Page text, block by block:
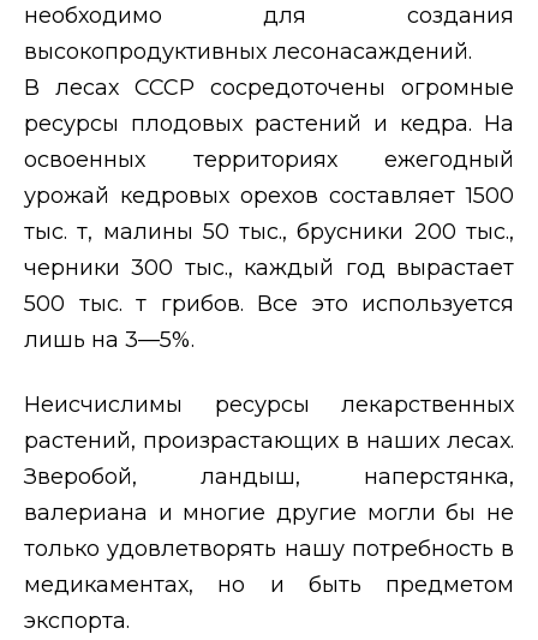
необходимо для создания
высокопродуктивных лесонасаждений.
В лесах СССР сосредоточены огромные
ресурсы плодовых растений и кедра. На
освоенных территориях ежегодный
урожай кедровых орехов составляет 1500
тыс. т, малины 50 тыс., брусники 200 тыс.,
черники 300 тыс., каждый год вырастает
500 тыс. т грибов. Все это используется
лишь на 3—5%.
Неисчислимы ресурсы лекарственных
растений, произрастающих в наших лесах.
Зверобой, ландыш, наперстянка,
валериана и многие другие могли бы не
только удовлетворять нашу потребность в
медикаментах, но и быть предметом
экспорта.